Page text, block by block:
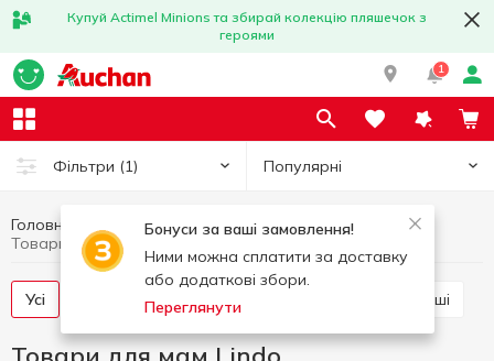
Купуй Actimel Minions та збирай колекцію пляшечок з
героями
1
Фільтри (1) Популярні
Бонуси за ваші замовлення!
Ними можна сплатити за доставку
або додаткові збори.
Переглянути
Головна Товари для дітей
Товари для мам
Товари для мам Lindo
Усі Прокладки і вкладиші Напої і молочні суміші